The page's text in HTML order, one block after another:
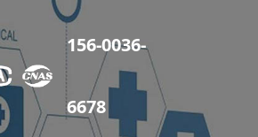
156-0036-
6678